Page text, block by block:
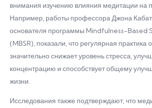
внимания изучению влияния медитации на
Например, работы профессора Джона
основателя программы Mindfulness-Based
(MBSR), показали, что регулярная практика
значительно снижает уровень стресса,
концентрацию и способствует общему
жизни.
Исследования также подтверждают, что